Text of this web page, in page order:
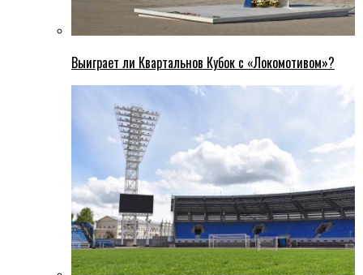
Выиграет ли Квартальнов Кубок с «Локомотивом»?